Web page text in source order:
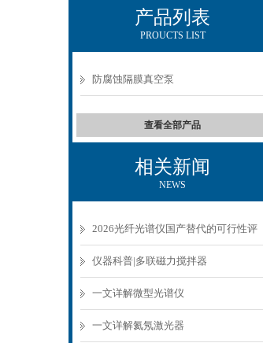
产品列表
PROUCTS LIST
防腐蚀隔膜真空泵
查看全部产品
相关新闻
NEWS
2026光纤光谱仪国产替代的可行性评
估与实测数据
仪器科普|多联磁力搅拌器
一文详解微型光谱仪
一文详解氦氖激光器